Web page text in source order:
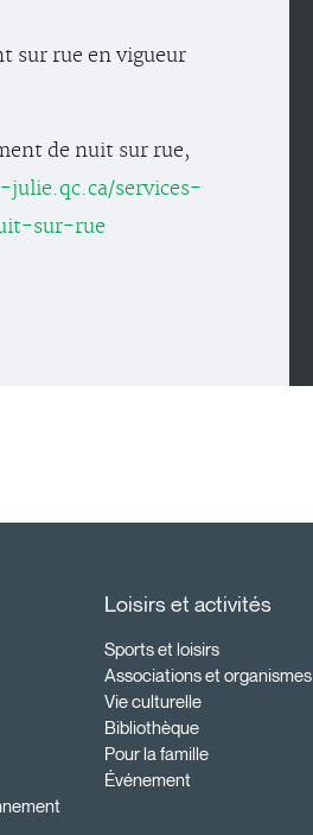
sur rue en vigueur
de nuit sur rue,
services-
sur-rue
Loisirs et activités
Sports et loisirs
Associations et organismes
Vie culturelle
Bibliothèque
Pour la famille
Événement